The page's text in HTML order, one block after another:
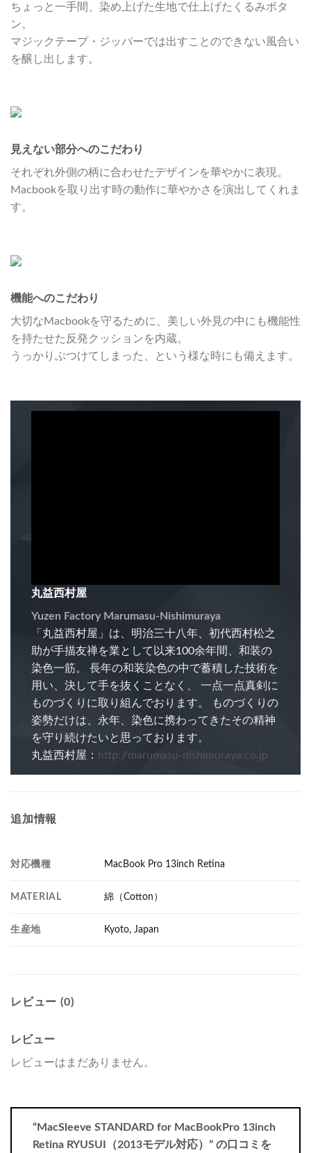
ちょっと一手間、染め上げた生地で仕上げたくるみボタ
ン。
マジックテープ・ジッパーでは出すことのできない風合い
を醸し出します。
見えない部分へのこだわり
それぞれ外側の柄に合わせたデザインを華やかに表現。
Macbookを取り出す時の動作に華やかさを演出してくれま
す。
機能へのこだわり
大切なMacbookを守るために、美しい外見の中にも機能性
を持たせた反発クッションを内蔵。
うっかりぶつけてしまった、という様な時にも備えます。
丸益西村屋
Yuzen Factory Marumasu-Nishimuraya
「丸益西村屋」は、明治三十八年、初代西村松之
助が手描友禅を業として以来100余年間、和装の
染色一筋。 長年の和装染色の中で蓄積した技術を
用い、決して手を抜くことなく、 一点一点真剣に
ものづくりに取り組んでおります。 ものづくりの
姿勢だけは、永年、染色に携わってきたその精神
を守り続けたいと思っております。
丸益西村屋：
http://marumasu-nishimuraya.co.jp
追加情報
対応機種 MacBook Pro 13inch Retina
MATERIAL 綿（Cotton）
生産地 Kyoto, Japan
レビュー (0)
レビュー
レビューはまだありません。
“MacSleeve STANDARD for MacBookPro 13inch
Retina RYUSUI（2013モデル対応）” の口コミを